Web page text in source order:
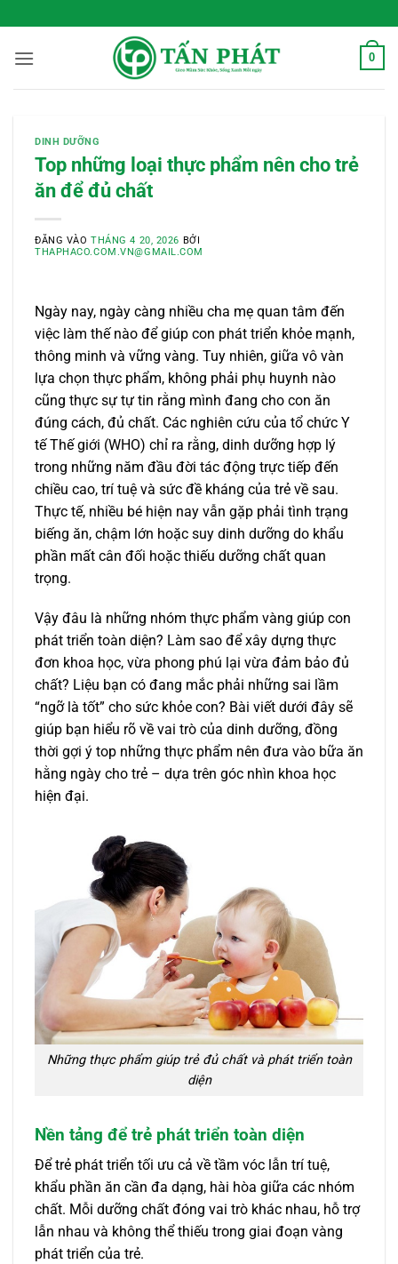
qua
nội
0
DINH DƯỠNG
Top những loại thực phẩm nên cho trẻ
ăn để đủ chất
ĐĂNG VÀOTHÁNG 4 20, 2026 BỞI
THAPHACO.COM.VN@GMAIL.COM
Ngày nay, ngày càng nhiều cha mẹ quan tâm đến
việc làm thế nào để giúp con phát triển khỏe mạnh,
thông minh và vững vàng. Tuy nhiên, giữa vô vàn
lựa chọn thực phẩm, không phải phụ huynh nào
cũng thực sự tự tin rằng mình đang cho con ăn
đúng cách, đủ chất. Các nghiên cứu của tổ chức Y
tế Thế giới (WHO) chỉ ra rằng, dinh dưỡng hợp lý
trong những năm đầu đời tác động trực tiếp đến
chiều cao, trí tuệ và sức đề kháng của trẻ về sau.
Thực tế, nhiều bé hiện nay vẫn gặp phải tình trạng
biếng ăn, chậm lớn hoặc suy dinh dưỡng do khẩu
phần mất cân đối hoặc thiếu dưỡng chất quan
trọng.
Vậy đâu là những nhóm thực phẩm vàng giúp con
phát triển toàn diện? Làm sao để xây dựng thực
đơn khoa học, vừa phong phú lại vừa đảm bảo đủ
chất? Liệu bạn có đang mắc phải những sai lầm
“ngỡ là tốt” cho sức khỏe con? Bài viết dưới đây sẽ
giúp bạn hiểu rõ về vai trò của dinh dưỡng, đồng
thời gợi ý top những thực phẩm nên đưa vào bữa ăn
hằng ngày cho trẻ – dựa trên góc nhìn khoa học
hiện đại.
Những thực phẩm giúp trẻ đủ chất và phát triển toàn
diện
Nền tảng để trẻ phát triển toàn diện
Để trẻ phát triển tối ưu cả về tầm vóc lẫn trí tuệ,
khẩu phần ăn cần đa dạng, hài hòa giữa các nhóm
chất. Mỗi dưỡng chất đóng vai trò khác nhau, hỗ trợ
lẫn nhau và không thể thiếu trong giai đoạn vàng
phát triển của trẻ.